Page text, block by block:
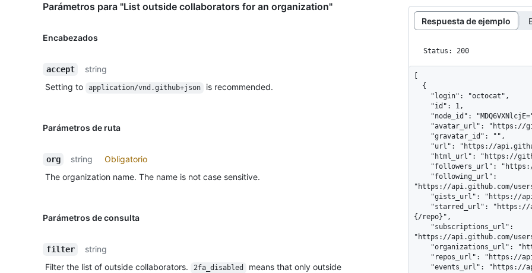
Parámetros para "List outside collaborators for an organization"
Encabezados
accept
string
Setting to
application/vnd.github+json is recommended.
Parámetros de ruta
org string
Obligatorio
The organization name. The name is not case sensitive.
Parámetros de consulta
filter
string
Filter the list of outside collaborators.
2fa_disabled
means that only outside
Respuesta de ejemplo
Status: 200
"https://api.github.com/
{/repo}",
"https://api.github.com/